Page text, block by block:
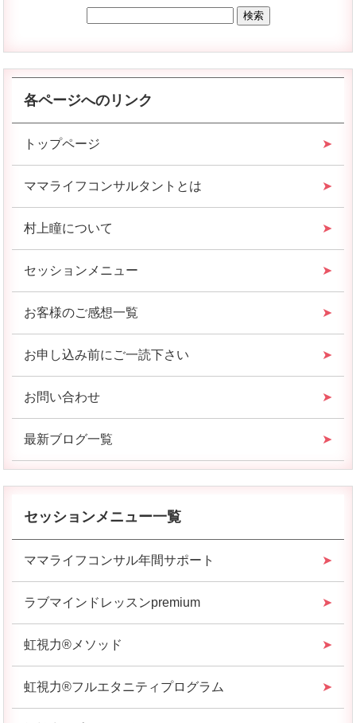
各ページへのリンク
トップページ
ママライフコンサルタントとは
村上瞳について
セッションメニュー
お客様のご感想一覧
お申し込み前にご一読下さい
お問い合わせ
最新ブログ一覧
セッションメニュー一覧
ママライフコンサル年間サポート
ラブマインドレッスンpremium
虹視力®︎メソッド
虹視力®︎フルエタニティプログラム